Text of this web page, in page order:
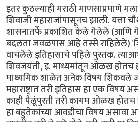
इतर कुठल्याही मराठी माणसाप्रमाणे
शिवाजी महाराजांपासूनच झाली. यत्ता
शासनातर्फे प्रकाशित केले गेलेले (आणि
बदलता जवळपास आहे तस्से राहिलेले)
वाचलेले इतिहासाचे पहिले पुस्तक.
शिवजयंती, इ. माध्यमांतून ओळख होतच
माध्यमिक शाळेत अनेक विषय शिकवले
महाराष्ट्रात तरी इतिहास हा एक विषय
काही पैलूंपुरती तरी कायम ओळख होतच
हा बहुतेकांच्या आवडीचा विषय असावा